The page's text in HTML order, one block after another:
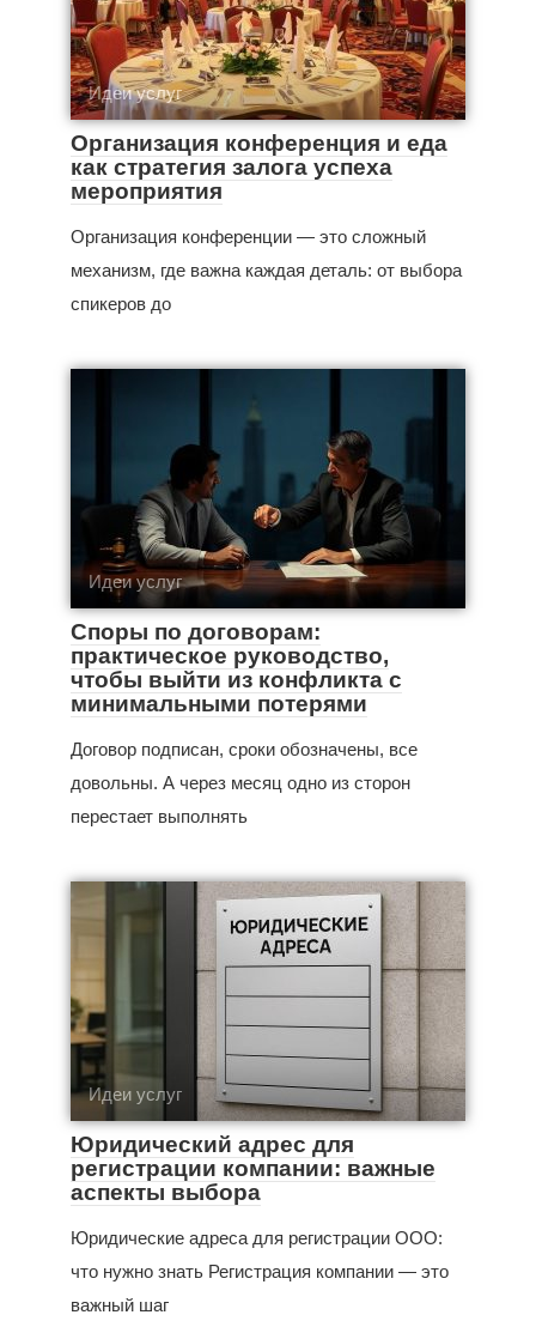
Идеи услуг
Организация конференция и еда
как стратегия залога успеха
мероприятия
Организация конференции — это сложный
механизм, где важна каждая деталь: от выбора
спикеров до
Идеи услуг
Споры по договорам:
практическое руководство,
чтобы выйти из конфликта с
минимальными потерями
Договор подписан, сроки обозначены, все
довольны. А через месяц одно из сторон
перестает выполнять
Идеи услуг
Юридический адрес для
регистрации компании: важные
аспекты выбора
Юридические адреса для регистрации ООО:
что нужно знать Регистрация компании — это
важный шаг